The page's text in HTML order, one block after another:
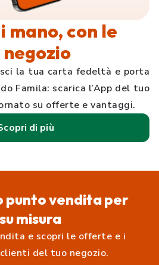
con le
la tua carta fedeltà e porta
Famila: scarica l’App del tuo
su offerte e vantaggi.
di più
punto vendita per
misura
e scopri le offerte e i
del tuo negozio.